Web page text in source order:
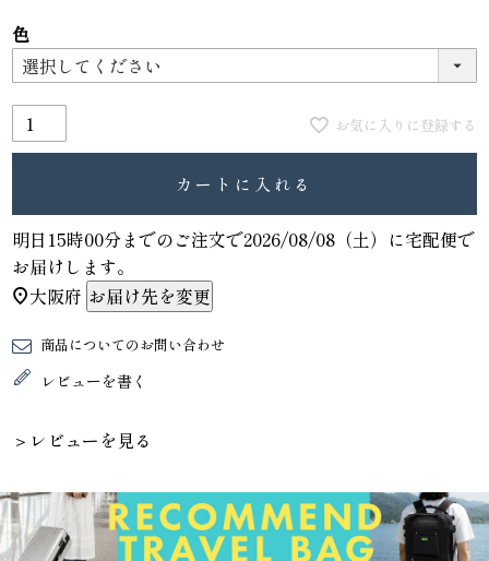
色
お気に入りに登録する
カートに入れる
明日 15時00分までのご注文で2026/08/08（土） に宅配便で
お届けします。
大阪府 お届け先を変更
商品についてのお問い合わせ
レビューを書く
＞レビューを見る